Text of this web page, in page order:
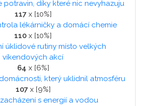
potravin, díky které nic nevyhazuju
117x [10%]
lékárničky a domácí chemie
110 x [10%]
úklidové rutiny místo velkých
víkendových akcí
64 x [6%]
který uklidnil atmosféru
107x [9%]
s energií a vodou